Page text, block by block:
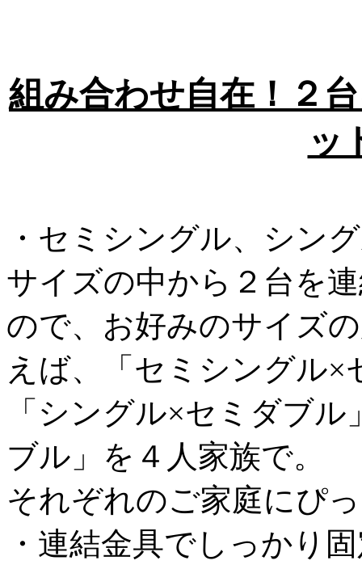
組み合わせ自在！２
ッ
・セミシングル、シン
サイズの中から２台を
ので、お好みのサイズ
えば、「セミシングル
「シングル×セミダブ
ブル」を４人家族で。
それぞれのご家庭にぴ
・連結金具でしっかり